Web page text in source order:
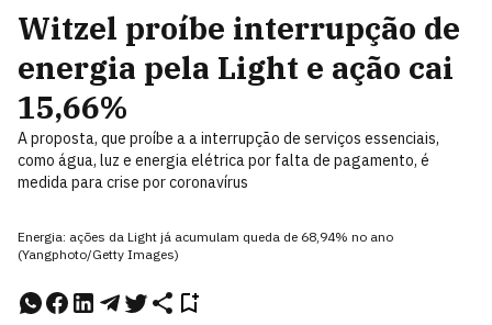
Witzel proíbe interrupção de
energia pela Light e ação cai
15,66%
A proposta, que proíbe a a interrupção de serviços essenciais,
como água, luz e energia elétrica por falta de pagamento, é
medida para crise por coronavírus
Energia: ações da Light já acumulam queda de 68,94% no ano
(Yangphoto/Getty Images)